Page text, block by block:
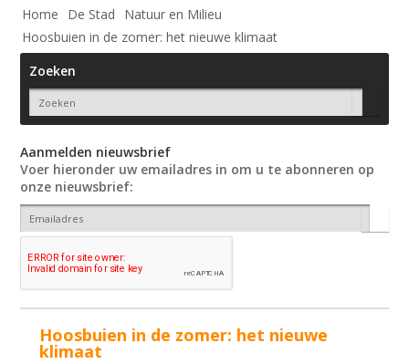
Home
De Stad
Natuur en Milieu
Hoosbuien in de zomer: het nieuwe klimaat
Zoeken
Aanmelden nieuwsbrief
Voer hieronder uw emailadres in om u te abonneren op
onze nieuwsbrief:
Hoosbuien in de zomer: het nieuwe
klimaat